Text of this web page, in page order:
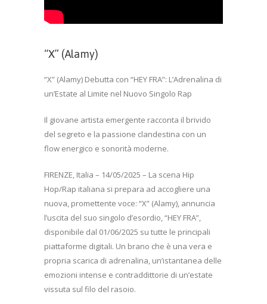
“X” (Alamy)
“X” (Alamy) Debutta con “HEY FRA”: L’Adrenalina di
un’Estate al Limite nel Nuovo Singolo Rap
Il giovane artista emergente racconta il brivido
del segreto e la passione clandestina con un
flow energico e sonorità moderne.
FIRENZE, Italia – 14/05/2025 – La scena Hip
Hop/Rap italiana si prepara ad accogliere una
nuova, promettente voce: “X” (Alamy), annuncia
l’uscita del suo singolo d’esordio, “HEY FRA”,
disponibile dal 01/06/2025 su tutte le principali
piattaforme digitali. Un brano che è una vera e
propria scarica di adrenalina, un’istantanea delle
emozioni intense e contraddittorie di un’estate
vissuta sul filo del rasoio.